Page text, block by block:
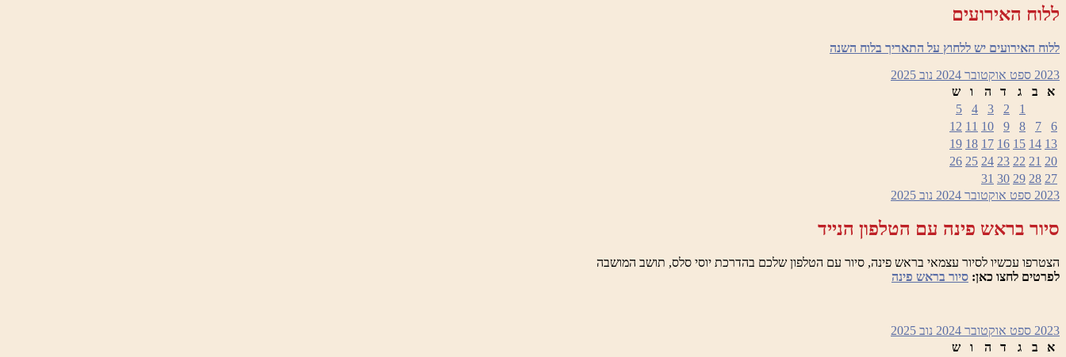
ללוח האירועים
ללוח האירועים יש ללחוץ על התאריך בלוח השנה
2023 ספט אוקטובר 2024 נוב 2025
א
ב ג ד ה ו
ש
1
2
3
4
5
6
7
8
9
10
11
12
13
14
15
16
17
18
19
20
21
22
23
24
25
26
27
28
29
30
31
2023 ספט אוקטובר 2024 נוב 2025
סיור בראש פינה עם הטלפון הנייד
הצטרפו עכשיו לסיור עצמאי בראש פינה, סיור עם הטלפון שלכם בהדרכת יוסי סלס, תושב המושבה
לפרטים לחצו כאן: סיור בראש פינה
2023 ספט אוקטובר 2024 נוב 2025
א
ב ג ד ה ו
ש